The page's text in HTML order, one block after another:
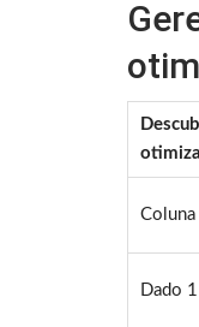
Coluna
Dado 1